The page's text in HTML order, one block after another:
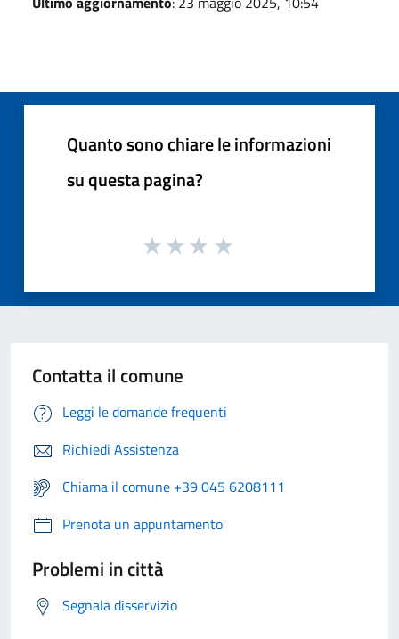
Quanto sono chiare le informazioni
su questa pagina?
Contatta il comune
Leggi le domande frequenti
Richiedi Assistenza
Chiama il comune +39 045 6208111
Prenota un appuntamento
Problemi in città
Segnala disservizio